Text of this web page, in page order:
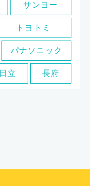
サンヨー
トヨトミ
パナソニック
日立 長府